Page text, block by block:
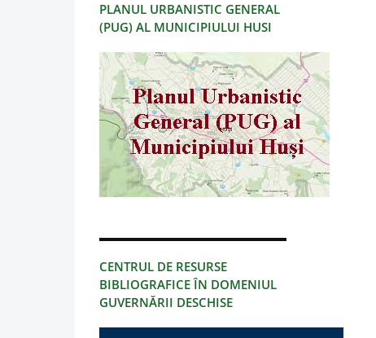
PLANUL URBANISTIC GENERAL
(PUG) AL MUNICIPIULUI HUSI
CENTRUL DE RESURSE
BIBLIOGRAFICE ÎN DOMENIUL
GUVERNĂRII DESCHISE